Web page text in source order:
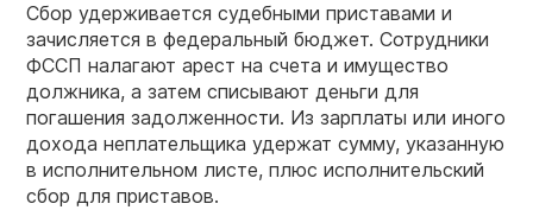
Сбор удерживается судебными приставами и
зачисляется в федеральный бюджет. Сотрудники
ФССП налагают арест на счета и имущество
должника, а затем списывают деньги для
погашения задолженности. Из зарплаты или иного
дохода неплательщика удержат сумму, указанную
в исполнительном листе, плюс исполнительский
сбор для приставов.